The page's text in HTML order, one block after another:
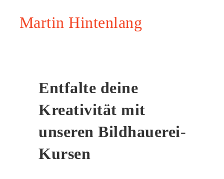
Martin Hintenlang
Entfalte deine
Kreativität mit
unseren Bildhauerei-
Kursen